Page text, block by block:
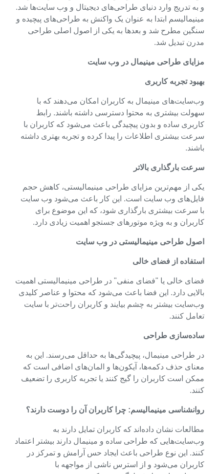
و به تدریج وارد دنیای طراحی‌های دیجیتال و وب سایت‌ها شد.
مینیمالیسم ابتدا به عنوان یک واکنش به طراحی‌های پیچیده و
سنگین مطرح شد و بعدها به یکی از اصول اصلی طراحی
مدرن تبدیل شد.
مزایای طراحی مینیمال در وب سایت
بهبود تجربه کاربری
وب‌سایت‌های مینیمال به کاربران امکان می‌دهند که با
سهولت بیشتری به محتوا دسترسی داشته باشند. رابط
کاربری ساده و بدون پیچیدگی باعث می‌شود که کاربران با
سرعت بیشتری اطلاعات را پیدا کرده و تجربه بهتری داشته
باشند.
سرعت بارگذاری بالاتر
یکی از مهم‌ترین مزایای طراحی مینیمالیستی، کاهش حجم
فایل‌های وب سایت است. این کار باعث می‌شود وب سایت
با سرعت بیشتری بارگذاری شود، که این موضوع برای
کاربران و به ویژه موتورهای جستجو اهمیت زیادی دارد.
اصول طراحی مینیمالیستی در وب سایت
استفاده از فضای خالی
فضای خالی یا "فضای منفی" در طراحی مینیمالیستی اهمیت
بالایی دارد. این فضا باعث می‌شود که محتوا و عناصر کلیدی
وب‌سایت بیشتر به چشم بیایند و کاربران راحت‌تر با سایت
تعامل کنند.
ساده‌سازی طراحی
در طراحی مینیمال، پیچیدگی‌ها به حداقل می‌رسند. این به
معنای حذف دکمه‌ها، آیکون‌ها و المان‌های اضافی است که
ممکن است کاربران را گیج کنند یا تجربه کاربری را تضعیف
کنند.
روانشناسی مینیمالیسم: چرا کاربران آن را دوست دارند؟
مطالعات نشان داده‌اند که کاربران تمایل دارند به
وب‌سایت‌هایی که طراحی ساده و مینیمال دارند بیشتر اعتماد
کنند. این نوع طراحی باعث ایجاد حس آرامش و تمرکز در
کاربران می‌شود و از استرس ناشی از مواجهه با